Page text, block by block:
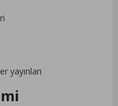
yayınları